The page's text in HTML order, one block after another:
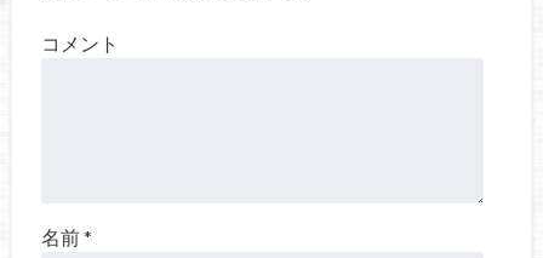
コメント
名前*